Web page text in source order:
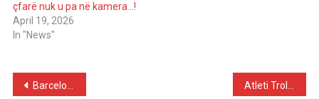
çfarë nuk u pa në kamera…!
April 19, 2026
In "News"
Post
Barcelona Sacrifices for Bernardo Silva – Salary Revealed